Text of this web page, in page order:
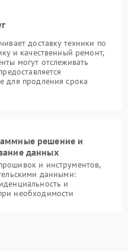
доставку техники по
и качественный ремонт,
могут отслеживать
для продления срока
решение и
данных
и инструментов,
данными:
и
необходимости